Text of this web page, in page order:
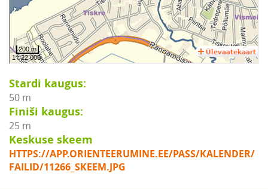
Stardi kaugus:
50 m
Finiši kaugus:
25 m
Keskuse skeem
HTTPS://APP.ORIENTEERUMINE.EE/PASS/KALENDER/
FAILID/11266_SKEEM.JPG